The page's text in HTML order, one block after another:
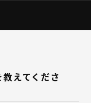
教えてくださ